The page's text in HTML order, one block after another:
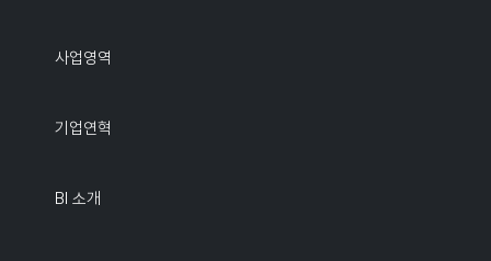
사업영역
기업연혁
BI 소개